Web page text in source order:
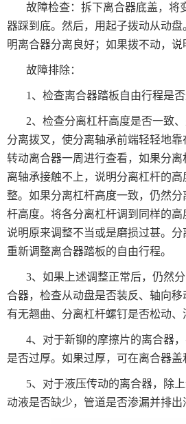
故障检查：拆下离合器底盖，将
器踩到底。然后，用起子拨动从动
明离合器分离良好；如果拨不动，说
故障排除：
1、检查离合器踏板自由行程是否
2、检查分离杠杆高度是否一致
分离拨叉，使分离轴承前端轻轻地靠
转动离合器一周进行查看，如果分
离轴承接触不上，说明分离杠杆的高
整。如果分离杠杆高度一致，仍然
杆高度。将各分离杠杆调到同样的高
说明原来调整不当或是磨损过甚。
重新调整离合器踏板的自由行程。
3、如果上述调整正常后，仍然
合器，检查从动盘是否装反、轴向
有无翘曲、分离杠杆螺钉是否松动、
4、对于新铆的摩擦片的离合器
是否过厚。如果过厚，可在离合器盖
5、对于液压传动的离合器，除
动液是否缺少，管道是否渗漏并排出